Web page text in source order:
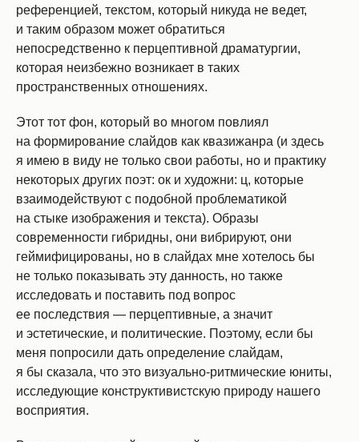
референцией, текстом, который никуда не ведет,
и таким образом может обратиться
непосредственно к перцептивной драматургии,
которая неизбежно возникает в таких
пространственных отношениях.
Этот тот фон, который во многом повлиял
на формирование слайдов как квазижанра (и здесь
я имею в виду не только свои работы, но и практику
некоторых других поэт: ок и художни: ц, которые
взаимодействуют с подобной проблематикой
на стыке изображения и текста). Образы
современности гибридны, они вибрируют, они
геймифицированы, но в слайдах мне хотелось бы
не только показывать эту данность, но также
исследовать и поставить под вопрос
ее последствия — перцептивные, а значит
и эстетические, и политические. Поэтому, если бы
меня попросили дать определение слайдам,
я бы сказала, что это визуально-ритмические юниты,
исследующие конструктивистскую природу нашего
восприятия.